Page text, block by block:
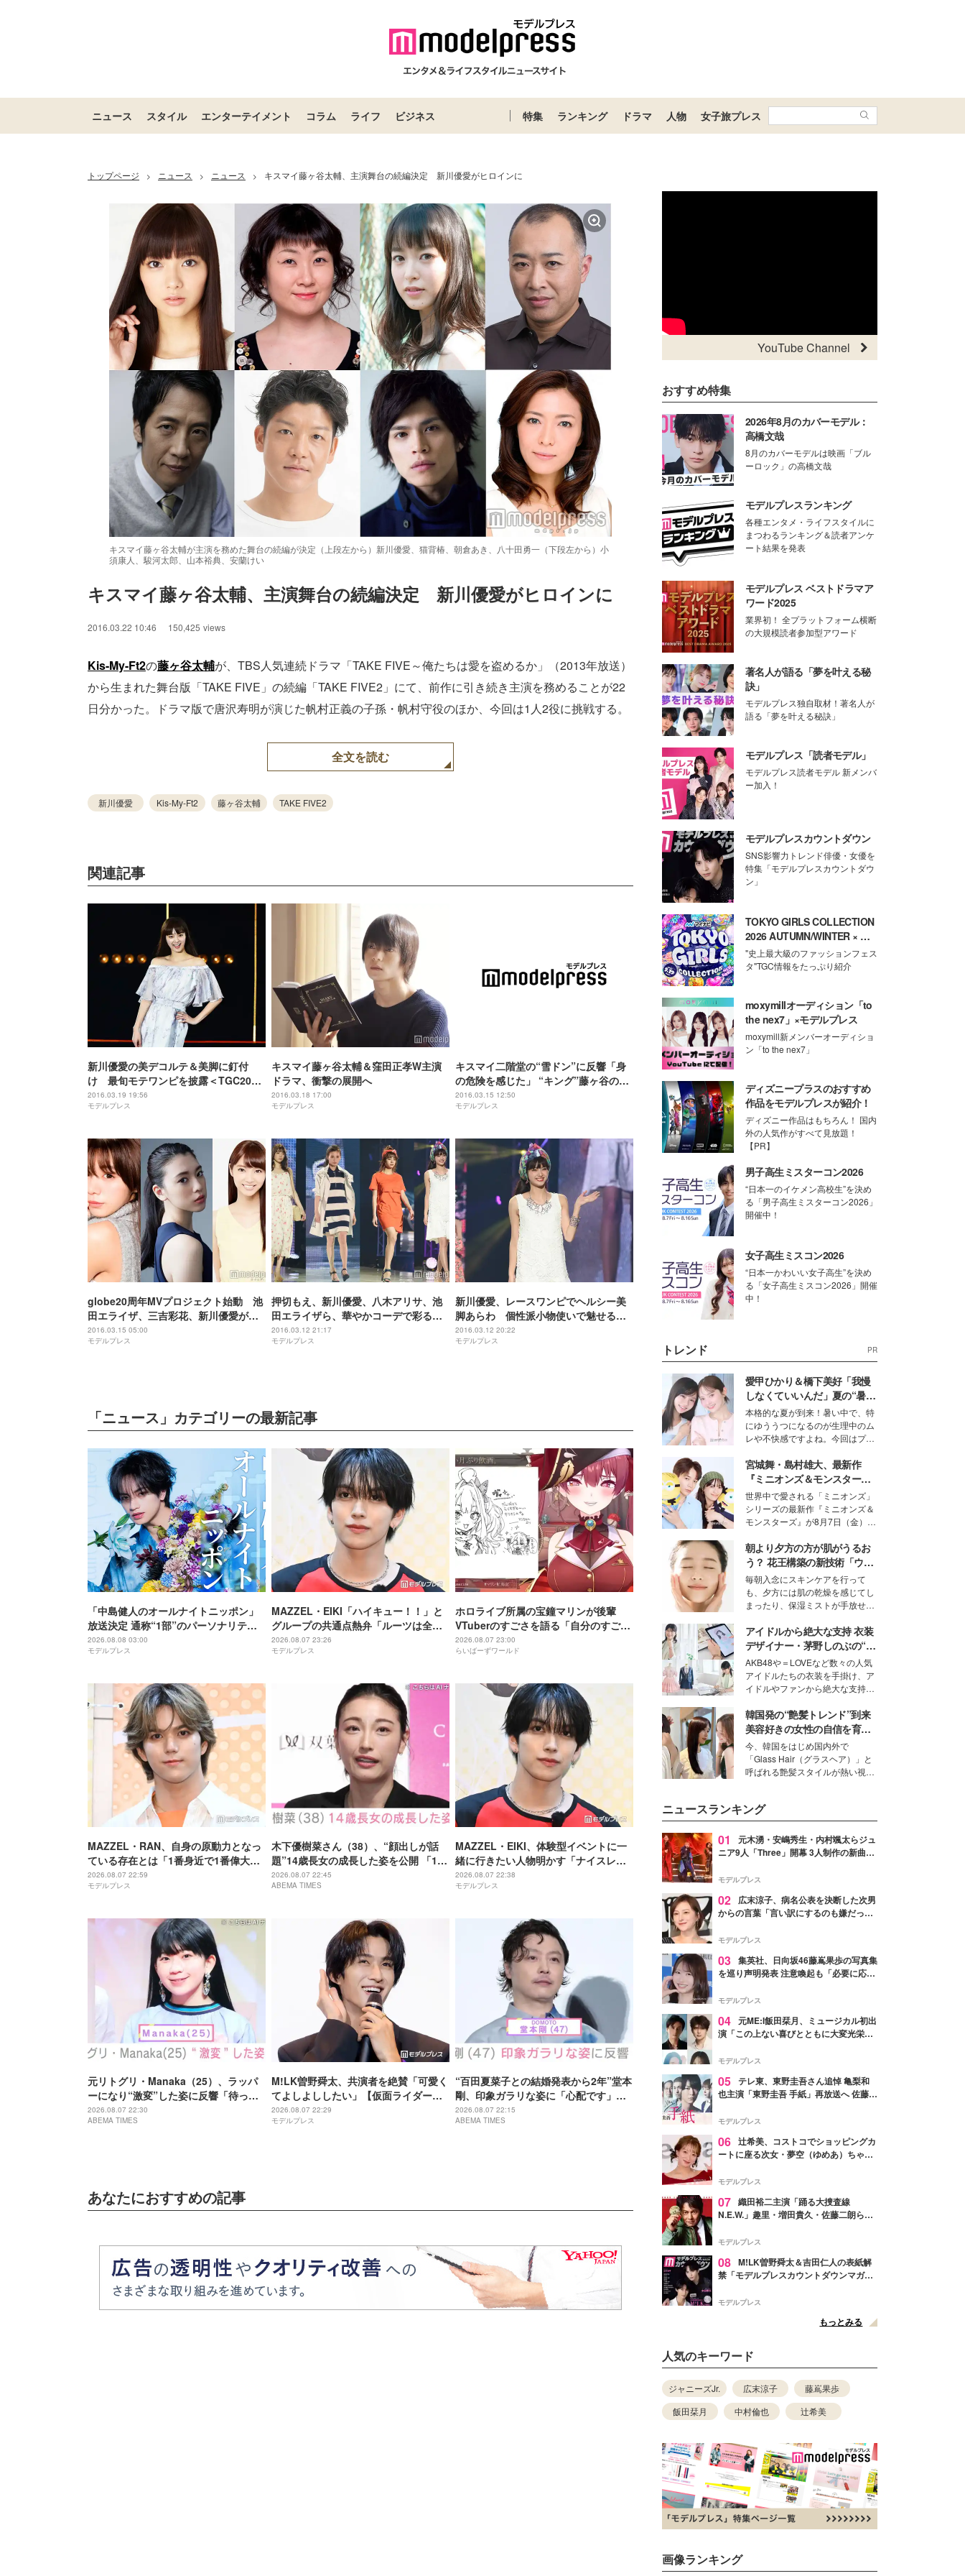
ニュース スタイル エンターテイメント コラム ライフ ビジネス 特集 ランキング ドラマ 人物 女子旅プレス
トップページ > ニュース > ニュース > キスマイ藤ヶ谷太輔、主演舞台の続編決定 新川優愛がヒロインに
キスマイ藤ヶ谷太輔が主演を務めた舞台の続編が決定（上段左から）新川優愛、猫背椿、朝倉あき、八十田勇一（下段左から）小
須康人、駿河太郎、山本裕典、安蘭けい
キスマイ藤ヶ谷太輔、主演舞台の続編決定　新川優愛がヒロインに
2016.03.22 10:46 150,425 views
Kis-My-Ft2の藤ヶ谷太輔が、TBS人気連続ドラマ「TAKE FIVE～俺たちは愛を盗めるか」（2013年放送）
から生まれた舞台版「TAKE FIVE」の続編「TAKE FIVE2」にて、前作に引き続き主演を務めることが22
日分かった。ドラマ版で唐沢寿明が演じた帆村正義の子孫・帆村守役のほか、今回は1人2役に挑戦する。
全文を読む
新川優愛 Kis-My-Ft2 藤ヶ谷太輔 TAKE FIVE2
関連記事
新川優愛の美デコルテ＆美脚に釘付
け 最旬モテワンピを披露＜TGC2016
S／S＞
2016.03.19 19:56
モデルプレス
キスマイ藤ヶ谷太輔＆窪田正孝W主演
ドラマ、衝撃の展開へ
2016.03.18 17:00
モデルプレス
キスマイ二階堂の“雪ドン”に反響「身
の危険を感じた」 “キング”藤ヶ谷の胸
キュン台詞も「ヤバ過ぎる」
2016.03.15 12:50
モデルプレス
globe20周年MVプロジェクト始動 池
田エライザ、三吉彩花、新川優愛が主
演
2016.03.15 05:00
モデルプレス
押切もえ、新川優愛、八木アリサ、池
田エライザら、華やかコーデで彩る
「神コレ2016S／S」＜各ステージまと
め後編＞
2016.03.12 21:17
モデルプレス
新川優愛、レースワンピでヘルシー美
脚あらわ 個性派小物使いで魅せる＜
神コレ2016S／S＞
2016.03.12 20:22
モデルプレス
「ニュース」カテゴリーの最新記事
「中島健人のオールナイトニッポン」
放送決定 通称“1部”のパーソナリティ
初担当
2026.08.08 03:00
モデルプレス
MAZZEL・EIKI「ハイキュー！！」と
グループの共通点熱弁「ルーツは全然
違うんですけど」
2026.08.07 23:26
モデルプレス
ホロライブ所属の宝鐘マリンが後輩
VTuberのすごさを語る「自分のすごさ
に気づいてない」
2026.08.07 23:00
らいばーずワールド
MAZZEL・RAN、自身の原動力となっ
ている存在とは「1番身近で1番偉大な
存在」
2026.08.07 22:59
モデルプレス
木下優樹菜さん（38）、“顔出しが話
題”14歳長女の成長した姿を公開 「14
歳とは思えぬオトナっぽさ」「優樹菜
ちゃんにそっくりすぎる」など反響
2026.08.07 22:45
ABEMA TIMES
MAZZEL・EIKI、体験型イベントに一
緒に行きたい人物明かす「ナイスレシ
ーブするまで終わらない」
2026.08.07 22:38
モデルプレス
元リトグリ・Manaka（25）、ラッパ
ーになり“激変”した姿に反響「待っ
て」「昔から見てるけど 最近ずっと可
愛くなってる」
2026.08.07 22:30
ABEMA TIMES
M!LK曽野舜太、共演者を絶賛「可愛く
てよしよししたい」【仮面ライダーゼ
ッツ さよならのミッション】
2026.08.07 22:29
モデルプレス
“百田夏菜子との結婚発表から2年”堂本
剛、印象ガラリな姿に「心配です」
「匂わせなの？」などさまざまな声
2026.08.07 22:15
ABEMA TIMES
あなたにおすすめの記事
YouTube Channel
おすすめ特集
2026年8月のカバーモデル：
高橋文哉
8月のカバーモデルは映画「ブル
ーロック」の高橋文哉
モデルプレスランキング
各種エンタメ・ライフスタイルに
まつわるランキング＆読者アンケ
ート結果を発表
モデルプレス ベストドラマア
ワード2025
業界初！ 全プラットフォーム横断
の大規模読者参加型アワード
著名人が語る「夢を叶える秘
訣」
モデルプレス独自取材！著名人が
語る「夢を叶える秘訣」
モデルプレス「読者モデル」
モデルプレス読者モデル 新メンバ
ー加入！
モデルプレスカウントダウン
SNS影響力トレンド俳優・女優を
特集「モデルプレスカウントダウ
ン」
TOKYO GIRLS COLLECTION
2026 AUTUMN/WINTER × モ
デルプレス
"史上最大級のファッションフェス
タ"TGC情報をたっぷり紹介
moxymillオーディション「to
the nex7」×モデルプレス
moxymill新メンバーオーディショ
ン「to the nex7」
ディズニープラスのおすすめ
作品をモデルプレスが紹介！
ディズニー作品はもちろん！ 国内
外の人気作がすべて見放題！
【PR】
男子高生ミスターコン2026
“日本一のイケメン高校生”を決め
る「男子高生ミスターコン2026」
開催中！
女子高生ミスコン2026
“日本一かわいい女子高生”を決め
る「女子高生ミスコン2026」開催
中！
トレンド PR
愛甲ひかり＆橋下美好「我慢
しなくていいんだ」夏の“暑さ
対策”の新しい選択肢とは？
本格的な夏が到来！暑い中で、特
にゆううつになるのが生理中のム
レや不快感ですよね。今回はプラ
モデル・愛甲ひかりさんと橋下美
好さんを迎えて本音で女子会トー
ク。猛暑のお出かけを快適に過ご
すヒントや、2人が感動した夏の
生理の新常識にも迫りました。
宮城舞・島村雄大、最新作
『ミニオンズ＆モンスター
ズ』の魅力熱弁 ハチャメチャ
だけじゃない“友情と絆”に感
動
世界中で愛される「ミニオンズ」
シリーズの最新作『ミニオンズ＆
モンスターズ』が8月7日（金）に
ニオン好き”という共通点を持つモ
デルの宮城舞と島村雄大の特別対
談をお届け！それぞれの視点か
ら、今作ならではの魅力や予想外
の感動をもたらす奥深いストーリ
ーについて熱く語り合ってもらっ
た。
朝より夕方の方が肌がうるお
う？ 花王構築の新技術「ウォ
ーターキャプチャリングスキ
ン（捕水肌）」がスキンケア
の常識を変える予感
毎朝入念にスキンケアを行って
も、夕方には肌の乾燥を感じてし
まったり、保湿ミストが手放せな
な美容の常識を大きく変える可能
性を秘めた、革新的な「Water
Capturing Skin（ウォーターキャ
プチャリングスキン：捕水肌）」
技術を、花王が構築した。
アイドルから絶大な支持 衣装
デザイナー・茅野しのぶの“可
愛い”を作る美学＜「シチズン
クロスシー」インタビュー＞
AKB48や＝LOVEなど数々の人気
アイドルたちの衣装を手掛け、ア
イドルやファンから絶大な支持を
取締役兼クリエイティブディレク
ター・茅野しのぶ。一人ひとりの
個性に寄り添い、魅力を引き出す
衣装作りは、多くの女性たちに勇
気と自信を与え続けている。
韓国発の“艶髪トレンド”到来
美容好きの女性の自信を育む
「ヘアケア事情」って？
今、韓国をはじめ国内外で
「Glass Hair（グラスヘア）」と
呼ばれる艶髪スタイルが熱い視線
して、“髪そのものの美しさ”に改
めて注目する人が増えている様
子。今回は、そんな憧れの艶やか
な髪を日常で叶える、美容好きの
ます。
ニュースランキング
01
元木湧・安嶋秀生・内村颯太らジュ
ニア9人「Three」開幕 3人制作の新曲＆
進んで夢を掴みたい」【ゲネプロレポ】
モデルプレス
02
広末涼子、病名公表を決断した次男
からの言葉「言い訳にするのも嫌だっ
モデルプレス
03 集英社、日向坂46藤嶌果歩の写真集
を巡り声明発表 注意喚起も「必要に応じ
モデルプレス
04 元ME:I飯田栞月、ミュージカル初出
演「この上ない喜びとともに大変光栄」
ャスト発表
モデルプレス
05 テレ東、東野圭吾さん追悼 亀梨和
也主演「東野圭吾 手紙」再放送へ 佐藤隆
モデルプレス
06 辻希美、コストコでショッピングカ
ートに座る次女・夢空（ゆめあ）ちゃん
ぎ」「成長を感じる」の声
モデルプレス
07 織田裕二主演「踊る大捜査線
N.E.W.」趣里・増田貴久・佐藤二朗ら新
徴する“謎のキーワード”も
モデルプレス
08 M!LK曽野舜太＆吉田仁人の表紙解
禁「モデルプレスカウントダウンマガジ
モデルプレス
もっとみる
人気のキーワード
ジャニーズJr. 広末涼子
藤嶌果歩
飯田栞月
中村倫也 辻希美
画像ランキング